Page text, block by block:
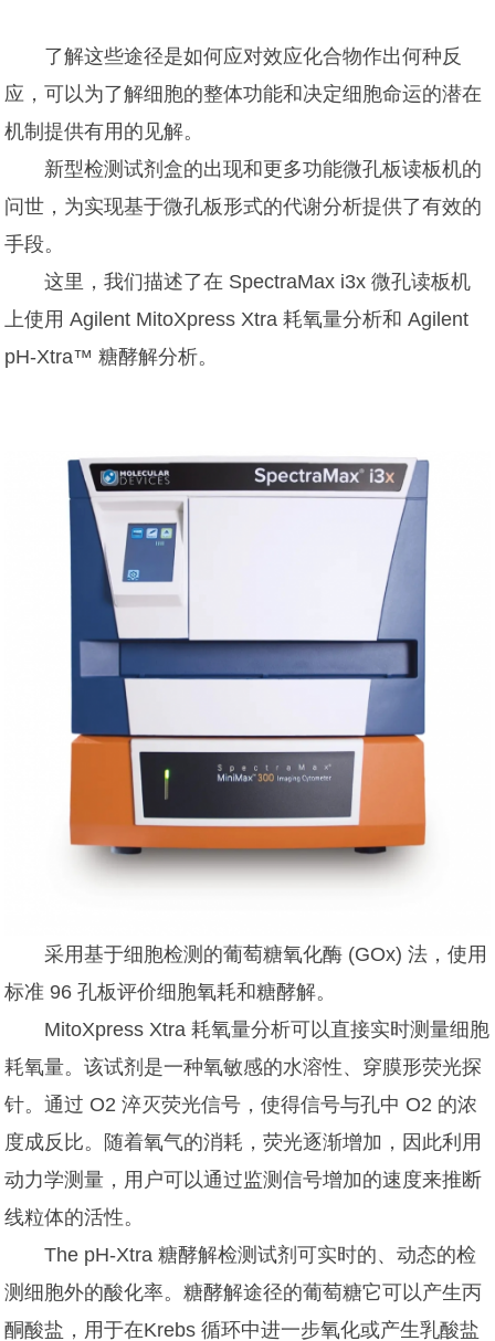
了解这些途径是如何应对效应化合物作出何种反
应，可以为了解细胞的整体功能和决定细胞命运的潜在
机制提供有用的见解。
新型检测试剂盒的出现和更多功能微孔板读板机的
问世，为实现基于微孔板形式的代谢分析提供了有效的
手段。
这里，我们描述了在 SpectraMax i3x 微孔读板机
上使用 Agilent MitoXpress Xtra 耗氧量分析和 Agilent
pH-Xtra™ 糖酵解分析。
采用基于细胞检测的葡萄糖氧化酶 (GOx) 法，使用
标准 96 孔板评价细胞氧耗和糖酵解。
MitoXpress Xtra 耗氧量分析可以直接实时测量细胞
耗氧量。该试剂是一种氧敏感的水溶性、穿膜形荧光探
针。通过 O2 淬灭荧光信号，使得信号与孔中 O2 的浓
度成反比。随着氧气的消耗，荧光逐渐增加，因此利用
动力学测量，用户可以通过监测信号增加的速度来推断
线粒体的活性。
The pH-Xtra 糖酵解检测试剂可实时的、动态的检
测细胞外的酸化率。糖酵解途径的葡萄糖它可以产生丙
酮酸盐，用于在Krebs 循环中进一步氧化或产生乳酸盐